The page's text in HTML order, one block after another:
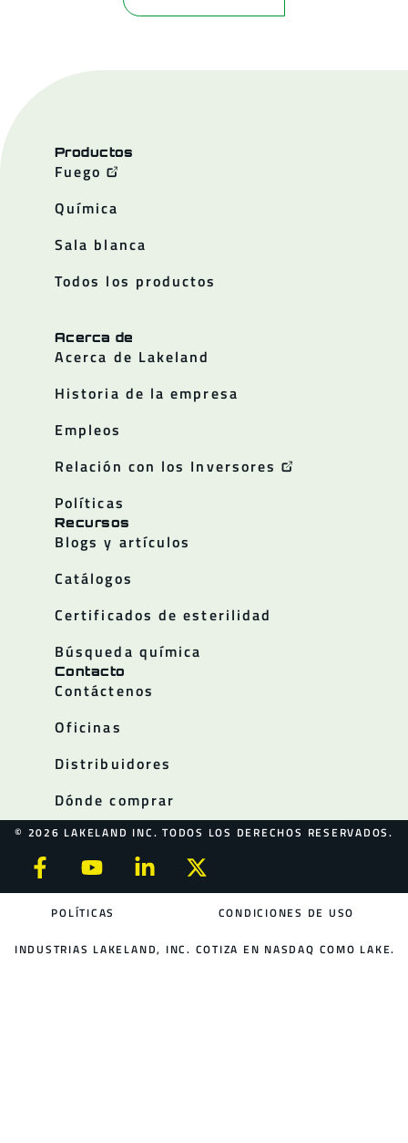
Productos
Fuego
Química
Sala blanca
Todos los productos
Acerca de
Acerca de Lakeland
Historia de la empresa
Empleos
Relación con los Inversores
Políticas
Recursos
Blogs y artículos
Catálogos
Certificados de esterilidad
Búsqueda química
Contacto
Contáctenos
Oficinas
Distribuidores
Dónde comprar
© 2026 LAKELAND INC. TODOS LOS DERECHOS RESERVADOS.
POLÍTICAS CONDICIONES DE USO
INDUSTRIAS LAKELAND, INC. COTIZA EN NASDAQ COMO LAKE.